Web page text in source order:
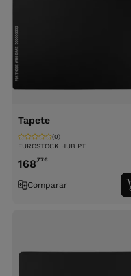
Tapete
EUROSTOCK HUB PT
(0)
168,77€
Comparar